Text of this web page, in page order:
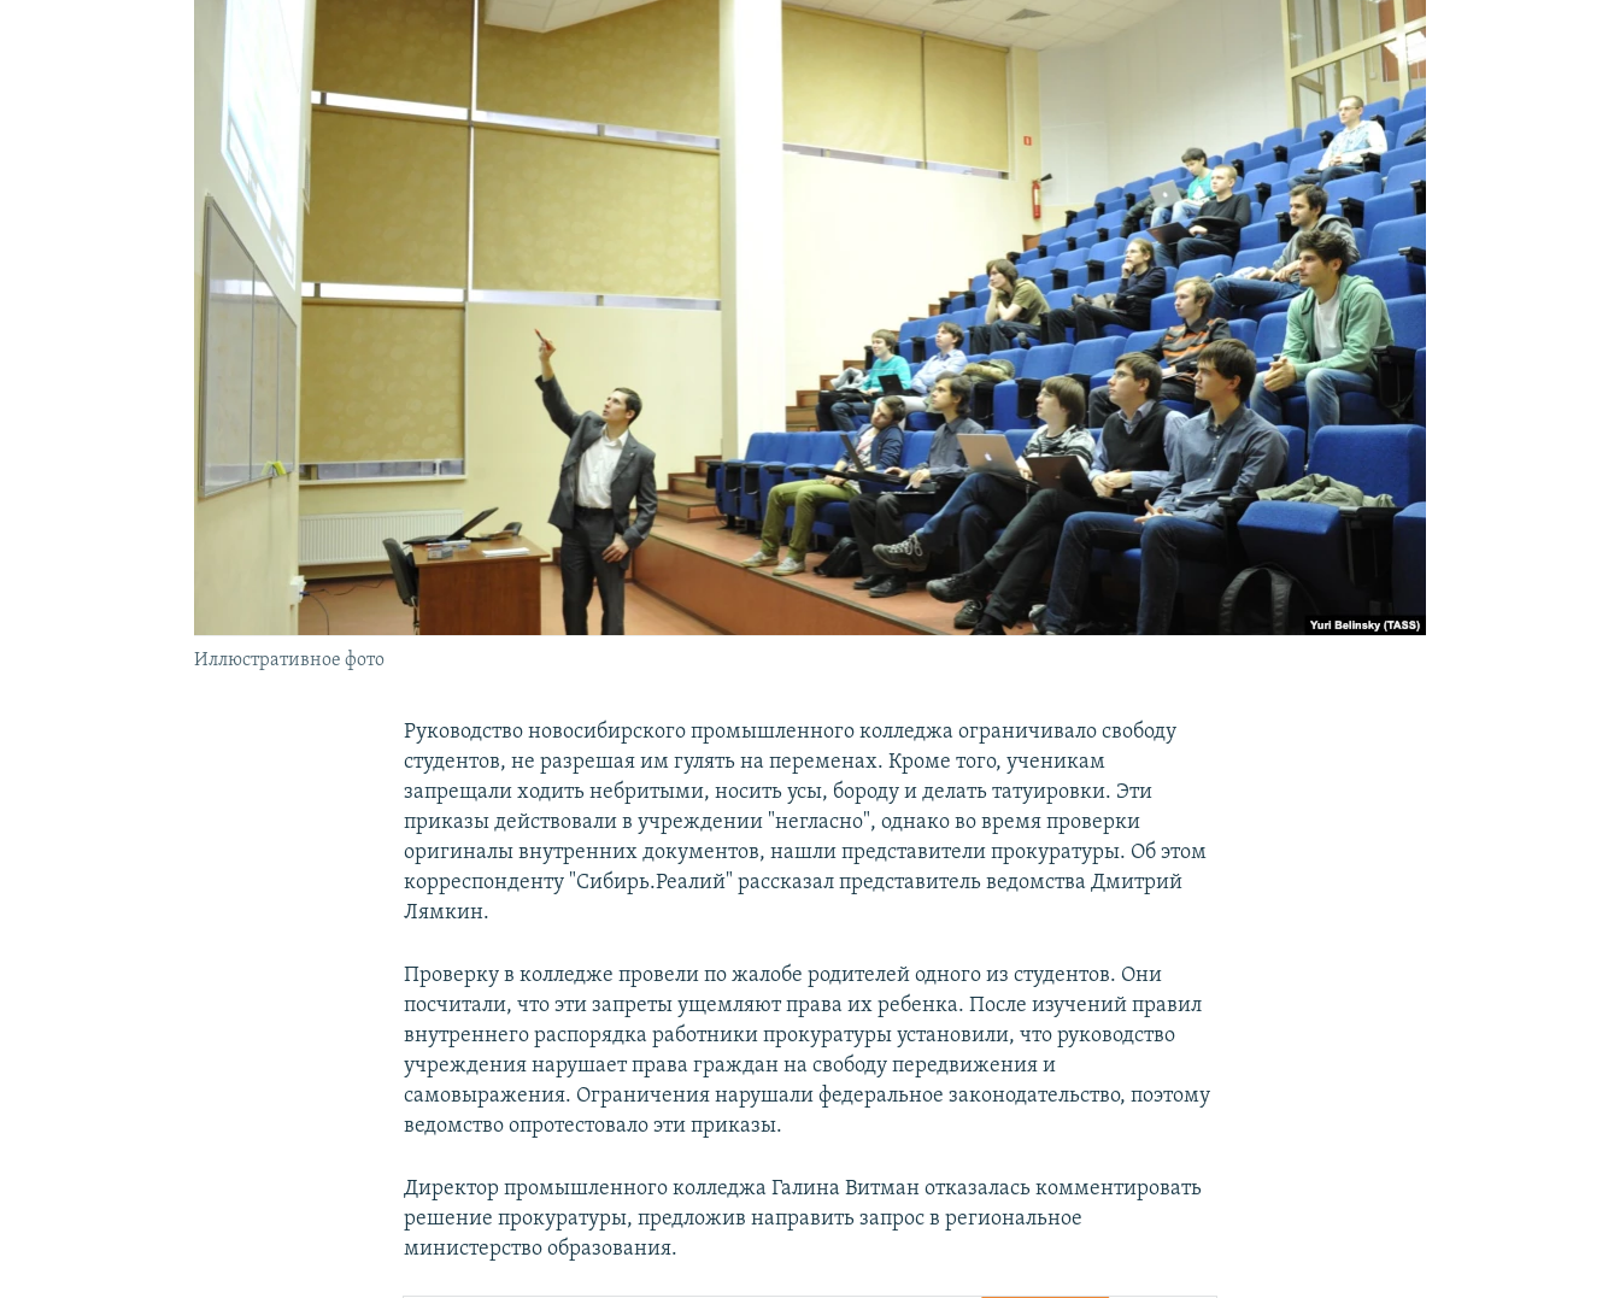
Иллюстративное фото
Руководство новосибирского промышленного колледжа ограничивало свободу
студентов, не разрешая им гулять на переменах. Кроме того, ученикам
запрещали ходить небритыми, носить усы, бороду и делать татуировки. Эти
приказы действовали в учреждении "негласно", однако во время проверки
оригиналы внутренних документов, нашли представители прокуратуры. Об этом
корреспонденту "Сибирь.Реалий" рассказал представитель ведомства Дмитрий
Лямкин.
Проверку в колледже провели по жалобе родителей одного из студентов. Они
посчитали, что эти запреты ущемляют права их ребенка. После изучений правил
внутреннего распорядка работники прокуратуры установили, что руководство
учреждения нарушает права граждан на свободу передвижения и
самовыражения. Ограничения нарушали федеральное законодательство, поэтому
ведомство опротестовало эти приказы.
Директор промышленного колледжа Галина Витман отказалась комментировать
решение прокуратуры, предложив направить запрос в региональное
министерство образования.